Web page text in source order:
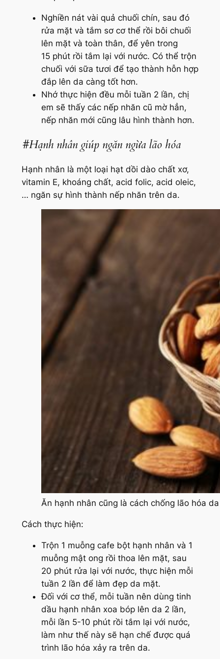
Nghiền nát vài quả chuối chín, sau đó
rửa mặt và tắm sơ cơ thể rồi bôi chuối
lên mặt và toàn thân, để yên trong
15 phút rồi tắm lại với nước. Có thể trộn
chuối với sữa tươi để tạo thành hỗn hợp
đắp lên da càng tốt hơn.
Nhớ thực hiện đều mỗi tuần 2 lần, chị
em sẽ thấy các nếp nhăn cũ mờ hẳn,
nếp nhăn mới cũng lâu hình thành hơn.
#Hạnh nhân giúp ngăn ngừa lão hóa
Hạnh nhân là một loại hạt dồi dào chất xơ,
vitamin E, khoáng chất, acid folic, acid oleic,
… ngăn sự hình thành nếp nhăn trên da.
Ăn hạnh nhân cũng là cách chống lão hóa
Cách thực hiện:
Trộn 1 muỗng cafe bột hạnh nhân và 1
muỗng mật ong rồi thoa lên mặt, sau
20 phút rửa lại với nước, thực hiện mỗi
tuần 2 lần để làm đẹp da mặt.
Đối với cơ thể, mỗi tuần nên dùng tinh
dầu hạnh nhân xoa bóp lên da 2 lần,
mỗi lần 5-10 phút rồi tắm lại với nước,
làm như thế này sẽ hạn chế được quá
trình lão hóa xảy ra trên da.